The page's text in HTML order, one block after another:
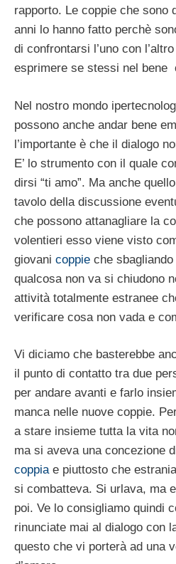
rapporto. Le coppie che sono
anni lo hanno fatto perchè
di confrontarsi l’uno con
esprimere se stessi nel bene
Nel nostro mondo
possono anche andar bene
l’importante è che il dialogo
E’ lo strumento con il quale
dirsi “ti amo”. Ma anche
tavolo della discussione
che possono attanagliare la
volentieri esso viene visto
giovani coppie che
qualcosa non va si chiudono
attività totalmente estranee
verificare cosa non vada e
Vi diciamo che basterebbe
il punto di contatto tra due
per andare avanti e farlo
manca nelle nuove coppie.
a stare insieme tutta la vita
ma si aveva una concezione
coppiae piuttosto che
si combatteva. Si urlava, ma
poi. Ve lo consigliamo quindi
rinunciate mai al dialogo con
questo che vi porterà ad una